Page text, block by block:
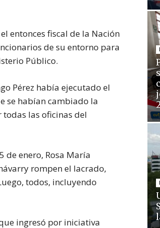
entonces fiscal de la Nación
de su entorno para
Público.
Pérez había ejecutado el
se habían cambiado la
las oficinas del
de enero, Rosa María
rompen el lacrado,
todos, incluyendo
ingresó por iniciativa